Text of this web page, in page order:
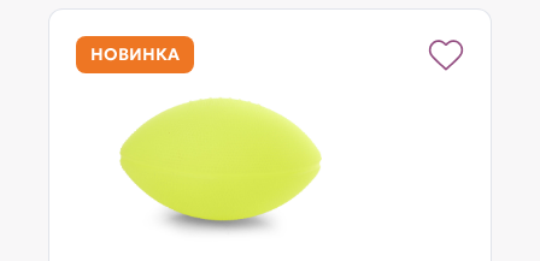
НОВИНКА